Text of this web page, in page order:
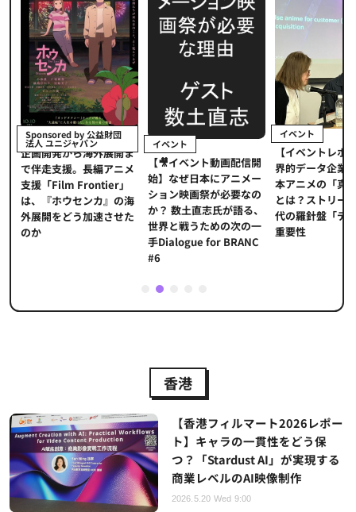
Sponsored by 公益財団
法人 ユニジャパン
企画開発から海外展開ま
で伴走支援。長編アニメ
支援「Film Frontier」
は、『ホウセンカ』の海
外展開をどう加速させた
のか
イベント
【🎥イベント動画配信開
始】なぜ日本にアニメー
ション映画祭が必要なの
か？ 数土直志氏が語る、
世界と戦うための次の一
手Dialogue for BRANC
#6
イベント
【イベントレポ
界的データ企業
本アニメの「真
とは？ストリー
代の羅針盤「デ
重要性
2
香港
【香港フィルマート2026レポー
ト】キャラの一貫性をどう保
つ？「Stardust AI」が実現する
商業レベルのAI映像制作
2026.5.20 Wed 9:00